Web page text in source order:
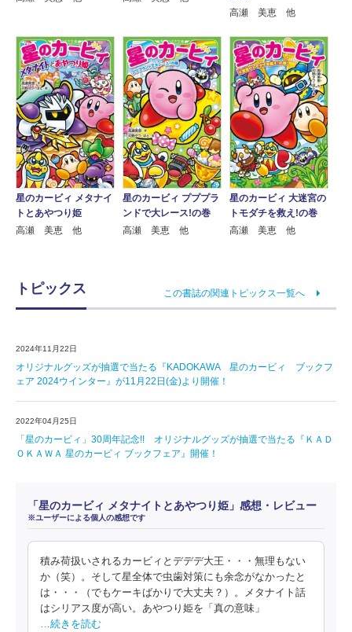
高瀬 美恵 他
星のカービィ メタナイ
トとあやつり姫
高瀬 美恵 他
星のカービィ プププラ
ンドで大レース!の巻
高瀬 美恵 他
星のカービィ 大迷宮の
トモダチを救え!の巻
高瀬 美恵 他
トピックス この書誌の関連トピックス一覧へ
2024年11月22日
オリジナルグッズが抽選で当たる『KADOKAWA 星のカービィ ブックフ
ェア 2024ウインター』が11月22日(金)より開催！
2022年04月25日
「星のカービィ」30周年記念!! オリジナルグッズが抽選で当たる『ＫＡＤ
ＯＫＡＷＡ 星のカービィ ブックフェア』開催！
「星のカービィ メタナイトとあやつり姫」感想・レビュー
※ユーザーによる個人の感想です
積み荷扱いされるカービィとデデデ大王・・・無理もない
か（笑）。そして星全体で虫歯対策にも余念がなかったと
は・・・（でもケーキばかりで大丈夫？）。メタナイト話
はシリアス度が高い。あやつり姫を「真の意味」
…続きを読む